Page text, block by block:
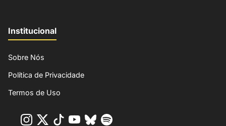
Institucional
Sobre Nós
Política de Privacidade
Termos de Uso